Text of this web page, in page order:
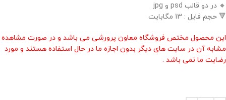
🔸 در دو قالب psd و jpg
🔻 حجم فایل : 13 مگابایت
این محصول مختص فروشگاه معاون پرورشی می باشد و در صورت مشاهده
مشابه آن در سایت های دیگر بدون اجازه ما در حال استفاده هستند و مورد
رضایت ما نمی باشد .